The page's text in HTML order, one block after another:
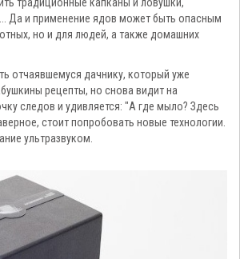
Да и применение ядов может быть опасным
но и для людей, а также домашних
отчаявшемуся дачнику, который уже
рецепты, но снова видит на
следов и удивляется: "А где мыло? Здесь
стоит попробовать новые технологии.
ультразвуком.